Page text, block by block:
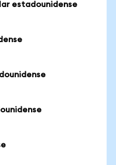
estadounidense